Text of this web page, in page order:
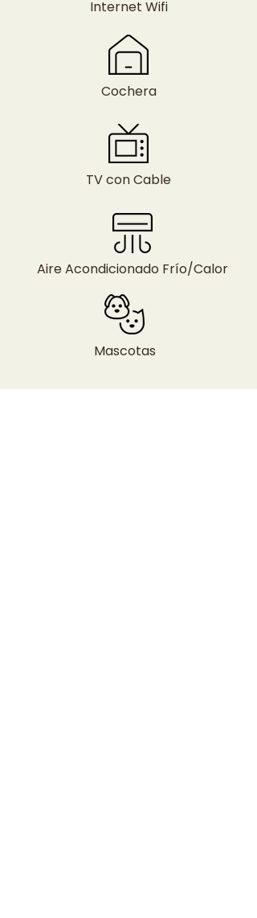
Internet Wifi
Cochera
TV con Cable
Aire Acondicionado Frío/Calor
Mascotas